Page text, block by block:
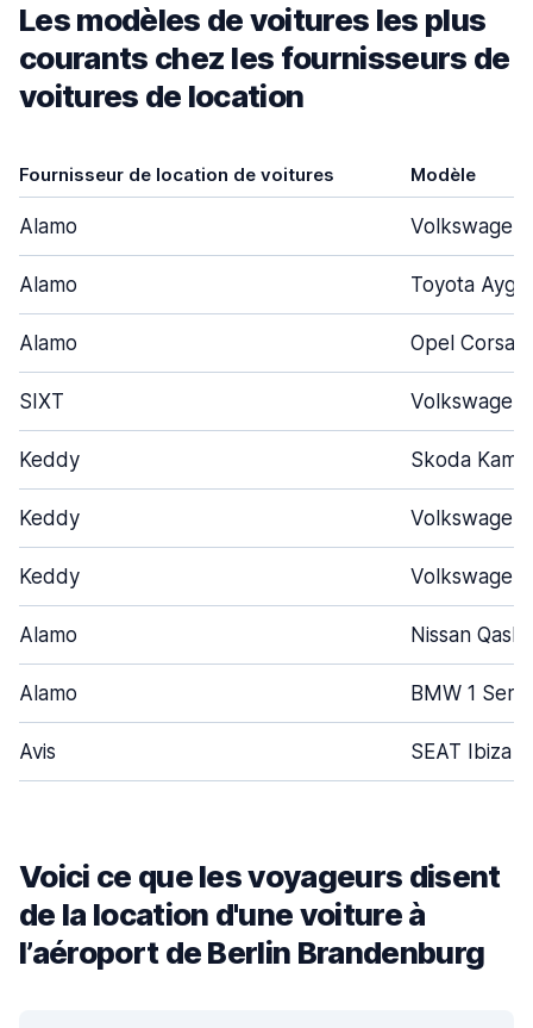
Les modèles de voitures les plus
courants chez les fournisseurs de
voitures de location
Fournisseur de location de voitures Modèle
Alamo Volkswagen
Alamo Toyota Aygo
Alamo Opel Corsa
SIXT Volkswagen
Keddy Skoda Kamiq
Keddy Volkswagen
Keddy Volkswagen
Alamo Nissan
Alamo BMW 1
Avis SEAT Ibiza
Voici ce que les voyageurs disent
de la location d'une voiture à
l’aéroport de Berlin Brandenburg